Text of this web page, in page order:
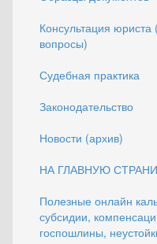
Консультация юриста
вопросы)
Судебная практика
Законодательство
Новости (архив)
НА ГЛАВНУЮ
Полезные онлайн
субсидии,
госпошлины,